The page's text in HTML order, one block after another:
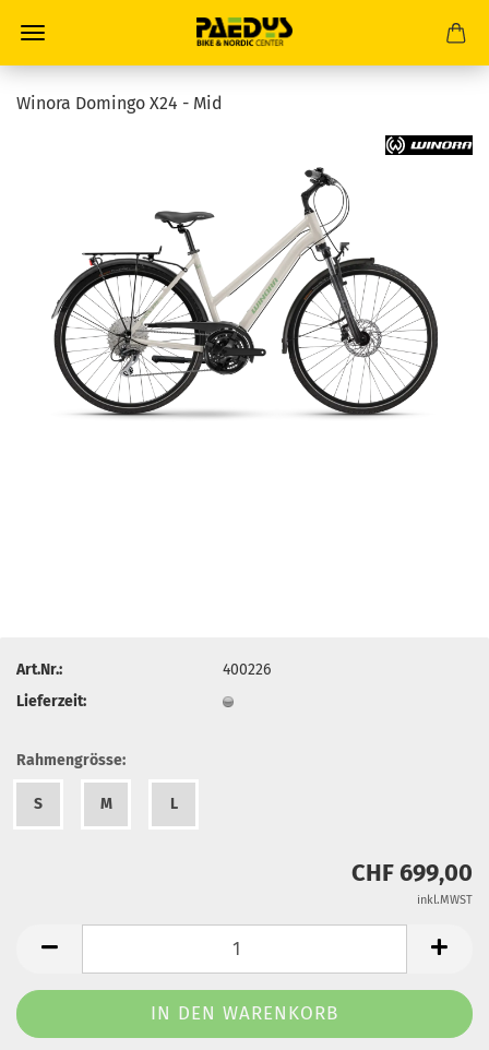
Winora Domingo X24 - Mid
Art.Nr.:
400226
Lieferzeit:
Rahmengrösse:
S M L
CHF 699,00
inkl.MWST